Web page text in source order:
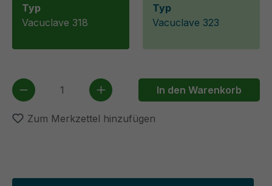
Typ
Vacuclave 318
Typ
Vacuclave 323
Produkt Anzahl: Gib den gewünschten
In den Warenkorb
Zum Merkzettel hinzufügen